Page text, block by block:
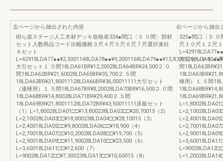
左ページから抽出された内容
樹ら楽ステージ人工木材デッキ規格表324●間口〔５.０間〕部材
セット入数商品コード出幅価格３尺４尺５尺６尺７尺選択束柱
Ａセット
大引セット１.５間18LDA61BR¥12,20028LDA64BR¥24,500２.０
間18LDA62BR¥21,60028LDA65BR¥35,700２.５間
18LDA63BR¥21,80011128LDA66BR¥36,00011111大引セット
（連棟用）１.５間18LDA67BR¥8,20028LDA70BR¥16,500２.０間
18LDA68BR¥14,80028LDA71BR¥29,400２.５間
18LDA69BR¥21,80011128LDA72BR¥43,50011111床板セット
（1）L=1,80028LDA01□□¥13,800238LDA02□□¥20,70015（2）
L=2,10028LDA03□□¥18,800238LDA04□□¥28,10015（3）
L=2,40018LDA05□□¥9,80028LDA06□□¥18,900（4）
L=2,70018LDA07□□¥10,20028LDA08□□¥19,700（5）
L=2,90018LDA09□□¥11,90028LDA10□□¥23,500（6）
L=3,60018LDA11□□¥12,600（7）
L=90028LDA12□□¥7,300238LDA13□□¥10,60015（8）
右ページから抽出
325●間口〔５.０
尺１０尺１２尺
大引セット１.５
間
棟用）１.５間